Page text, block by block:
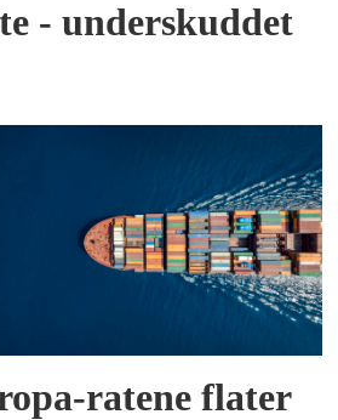
- underskuddet
ratene flater